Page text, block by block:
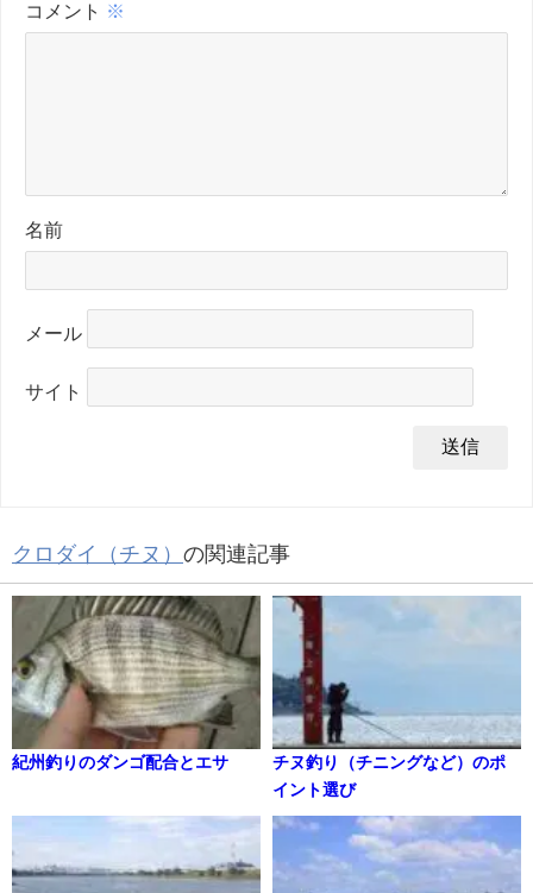
コメント ※
名前
メール
サイト
クロダイ（チヌ） の関連記事
紀州釣りのダンゴ配合とエサ
チヌ釣り（チニングなど）のポ
イント選び